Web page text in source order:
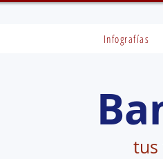
Infografías
tus